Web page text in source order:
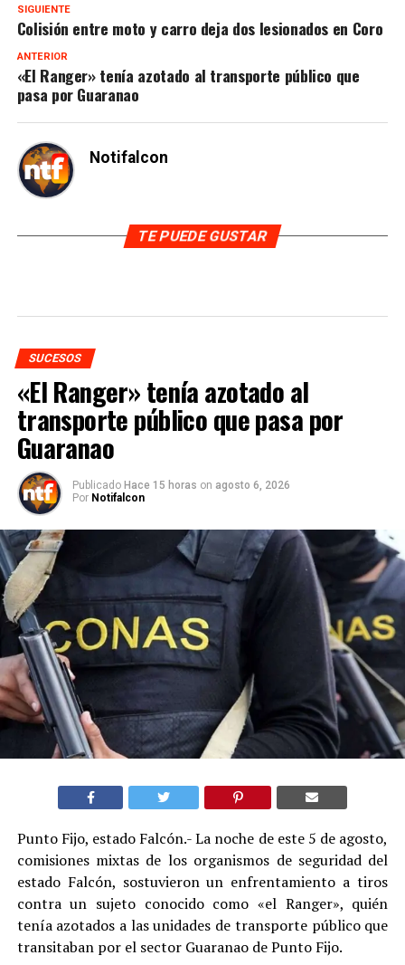
SIGUIENTE
Colisión entre moto y carro deja dos lesionados en Coro
ANTERIOR
«El Ranger» tenía azotado al transporte público que
pasa por Guaranao
Notifalcon
TE PUEDE GUSTAR
SUCESOS
«El Ranger» tenía azotado al
transporte público que pasa por
Guaranao
Publicado Hace 15 horas on agosto 6, 2026
Por Notifalcon
Punto Fijo, estado Falcón.- La noche de este 5 de agosto,
comisiones mixtas de los organismos de seguridad del
estado Falcón, sostuvieron un enfrentamiento a tiros
contra un sujeto conocido como «el Ranger», quién
tenía azotados a las unidades de transporte público que
transitaban por el sector Guaranao de Punto Fijo.